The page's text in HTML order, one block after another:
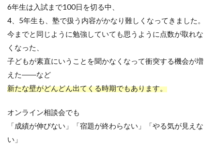
6年生は入試まで100日を切る中、
4
5年生も、塾で扱う内容がかなり難しくなってきました。
今までと同じように勉強していても思うように点数が取れな
くなった、
子どもが素直にいうことを聞かなくなって衝突する機会が増
えた――など
新たな壁がどんどん出てくる時期でもあります。
オンライン相談会でも
「成績が伸びない」「宿題が終わらない」「やる気が見えな
い」